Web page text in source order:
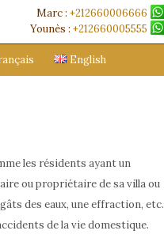
Marc : +212660006666
Younès : +212660005555
English
les résidents ayant un
ou propriétaire de sa villa ou
des eaux, une effraction, etc.
de la vie domestique.